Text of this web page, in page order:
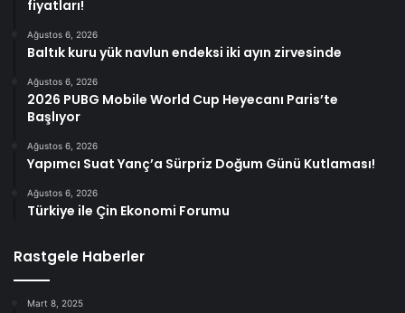
fiyatları!
Ağustos 6, 2026
Baltık kuru yük navlun endeksi iki ayın zirvesinde
Ağustos 6, 2026
2026 PUBG Mobile World Cup Heyecanı Paris’te
Başlıyor
Ağustos 6, 2026
Yapımcı Suat Yanç’a Sürpriz Doğum Günü Kutlaması!
Ağustos 6, 2026
Türkiye ile Çin Ekonomi Forumu
Rastgele Haberler
Mart 8, 2025